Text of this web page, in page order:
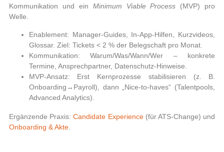
Kommunikation und ein Minimum Viable Process (MVP) pro
Welle.
Enablement: Manager-Guides, In-App-Hilfen, Kurzvideos,
Glossar. Ziel: Tickets < 2 % der Belegschaft pro Monat.
Kommunikation: Warum/Was/Wann/Wer – konkrete
Termine, Ansprechpartner, Datenschutz-Hinweise.
MVP-Ansatz: Erst Kernprozesse stabilisieren (z. B.
Onboarding→Payroll), dann „Nice-to-haves“ (Talentpools,
Advanced Analytics).
Ergänzende Praxis:Candidate Experience(für ATS-Change) und
Onboarding & Akte.